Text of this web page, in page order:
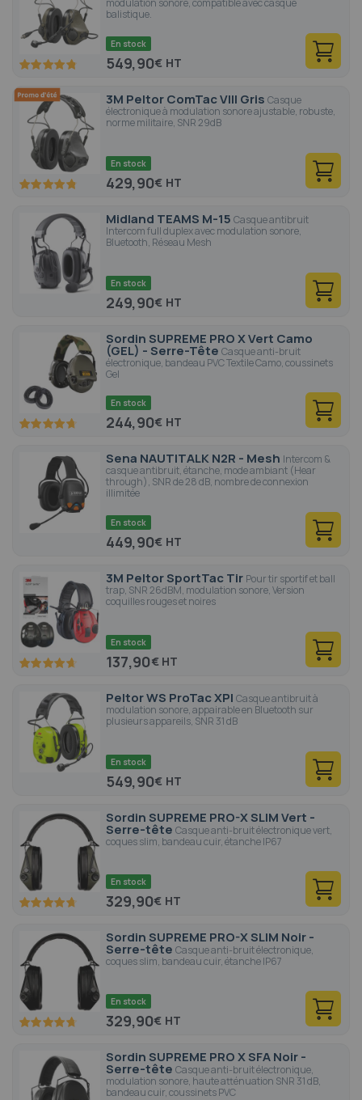
modulation sonore, compatible avec casque
balistique.
96 100
En stock
549,90€
3M Peltor ComTac VIII Gris Casque
électronique à modulation sonore ajustable, robuste,
norme militaire, SNR 29dB
95.8 100
En stock
429,90€
Midland TEAMS M-15 Casque antibruit
Intercom full duplex avec modulation sonore,
Bluetooth, Réseau Mesh
En stock
249,90€
Sordin SUPREME PRO X Vert Camo
(GEL) - Serre-Tête Casque anti-bruit
électronique, bandeau PVC Textile Camo, coussinets
Gel
94.4100
En stock
244,90€
Sena NAUTITALK N2R - Mesh Intercom &
casque antibruit, étanche, mode ambiant (Hear
through), SNR de 28 dB, nombre de connexion
illimitée
En stock
449,90€
3M Peltor SportTac Tir Pour tir sportif et ball
trap, SNR 26dBM, modulation sonore, Version
coquilles rouges et noires
93.4100
En stock
137,90€
Peltor WS ProTac XPI Casque antibruit à
modulation sonore, appairable en Bluetooth sur
plusieurs appareils, SNR 31 dB
En stock
549,90€
Sordin SUPREME PRO-X SLIM Vert -
Serre-tête Casque anti-bruit électronique vert,
coques slim, bandeau cuir, étanche IP67
94.4100
En stock
329,90€
Sordin SUPREME PRO-X SLIM Noir -
Serre-tête Casque anti-bruit électronique,
coques slim, bandeau cuir, étanche IP67
94.4100
En stock
329,90€
Sordin SUPREME PRO X SFA Noir -
Serre-tête Casque anti-bruit électronique,
modulation sonore, haute atténuation SNR 31 dB,
bandeau cuir, coussinets PVC